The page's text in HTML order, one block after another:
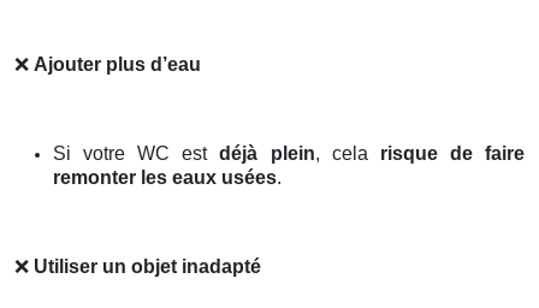
❌ Ajouter plus d’eau
Si votre WC estdéjà plein, cela risque de faire
remonter les eaux usées.
❌ Utiliser un objet inadapté